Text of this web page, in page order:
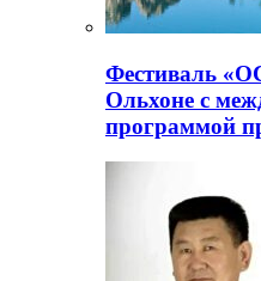
Фестиваль
Ольхоне с
программой